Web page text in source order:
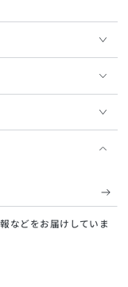
などをお届けしていま